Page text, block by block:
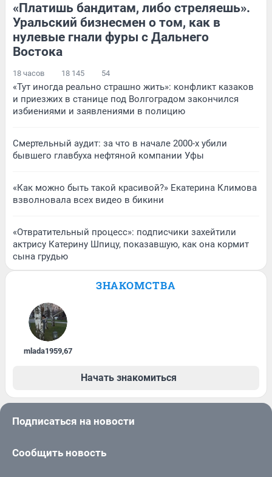
«Платишь бандитам, либо стреляешь».
Уральский бизнесмен о том, как в
нулевые гнали фуры с Дальнего
Востока
18 часов 18 145 54
«Тут иногда реально страшно жить»: конфликт казаков
и приезжих в станице под Волгоградом закончился
избиениями и заявлениями в полицию
Смертельный аудит: за что в начале 2000-х убили
бывшего главбуха нефтяной компании Уфы
«Как можно быть такой красивой?» Екатерина Климова
взволновала всех видео в бикини
«Отвратительный процесс»: подписчики захейтили
актрису Катерину Шпицу, показавшую, как она кормит
сына грудью
ЗНАКОМСТВА
mlada1959,67
Начать знакомиться
Подписаться на новости
Сообщить новость